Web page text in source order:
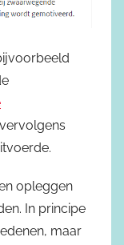
opleggen
In principe
maar